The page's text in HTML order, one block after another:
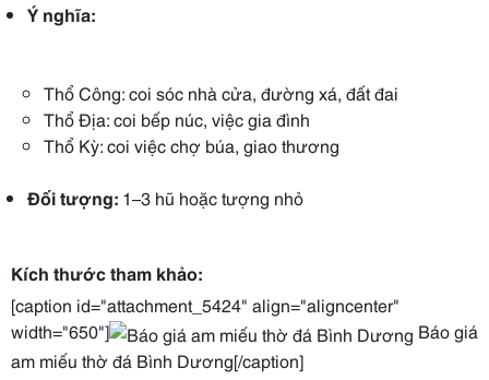
Ý nghĩa:
Thổ Công: coi sóc nhà cửa, đường xá, đất đai
Thổ Địa: coi bếp núc, việc gia đình
Thổ Kỳ: coi việc chợ búa, giao thương
Đối tượng: 1–3 hũ hoặc tượng nhỏ
Kích thước tham khảo:
[caption id="attachment_5424" align="aligncenter"
width="650"]
Báo giá
am miếu thờ đá Bình Dương[/caption]